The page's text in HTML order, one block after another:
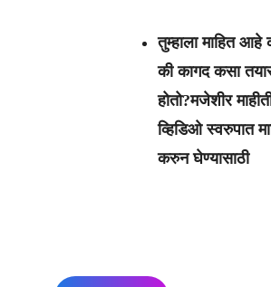
तुम्हाला माहित आहे
की कागद कसा
होतो?मजेशीर
व्हिडिओ स्वरुपात
करुन घेण्यासाठी